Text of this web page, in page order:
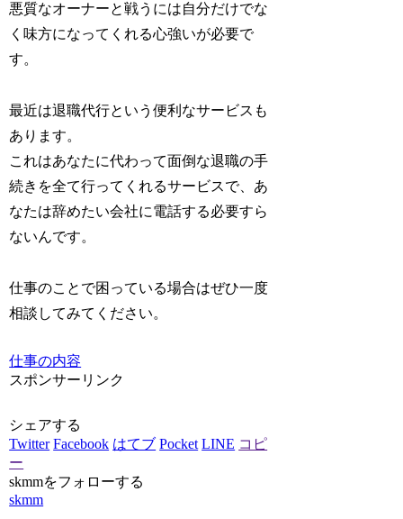
悪質なオーナーと戦うには自分だけでな
く味方になってくれる心強いが必要で
す。
最近は退職代行という便利なサービスも
あります。
これはあなたに代わって面倒な退職の手
続きを全て行ってくれるサービスで、あ
なたは辞めたい会社に電話する必要すら
ないんです。
仕事のことで困っている場合はぜひ一度
相談してみてください。
仕事の内容
スポンサーリンク
シェアする
Twitter Facebook はてブ Pocket LINE コピ
ー
skmmをフォローする
skmm